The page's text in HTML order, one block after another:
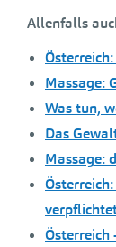
Allenfalls
Massage:
Was tun,
Das
Massage:
Österreich